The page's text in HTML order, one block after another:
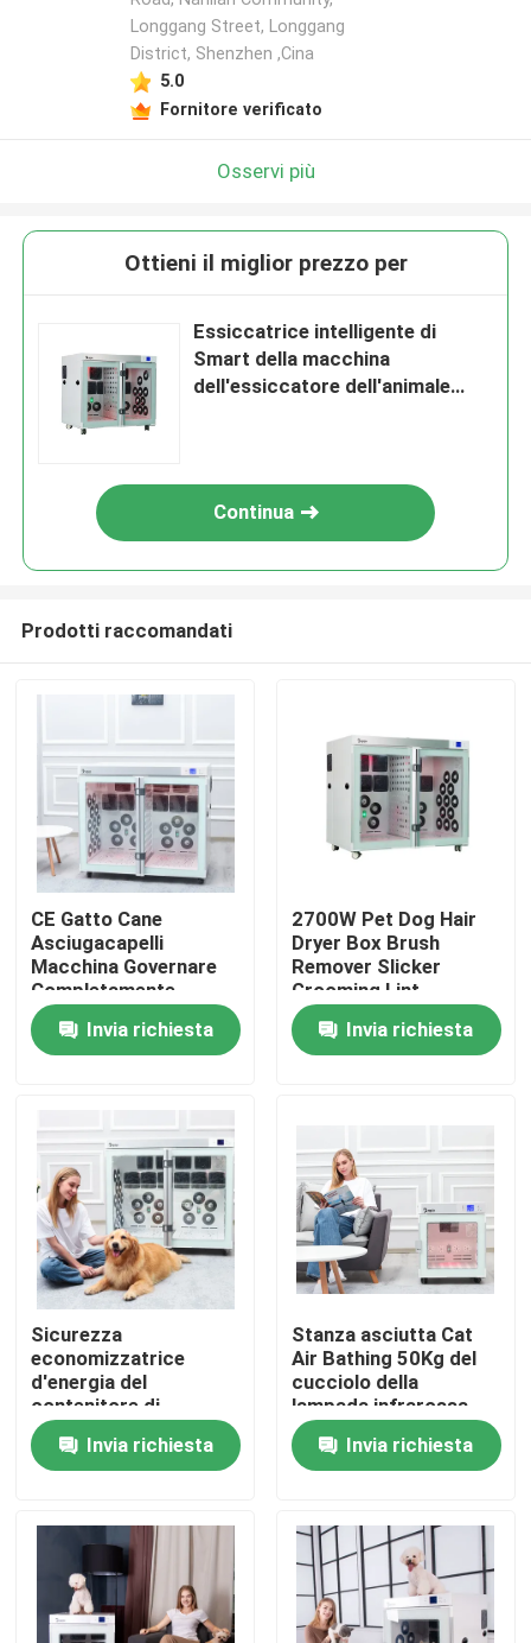
Casa
Prodotti
Giro della fabbrica
Controllo di qualità
Contattici
Notizie
Erogatore del nastro della piattaforma girevole
erogatore automatico del nastro
Longgang Street, Longgang
District, Shenzhen ,Cina
5.0
Fornitore verificato
Osservi più
Ottieni il miglior prezzo per
Essiccatrice intelligente di
Smart della macchina
dell'essiccatore dell'animale
Continua
Prodotti raccomandati
CE Gatto Cane
Asciugacapelli
Macchina Governare
Completamente
Automatico
Invia richiesta
2700W Pet Dog Hair
Dryer Box Brush
Remover Slicker
Grooming Lint
Invia richiesta
Sicurezza
economizzatrice
d'energia del
contenitore di
macchina di fon del
cane del salone per il
grande cane
Invia richiesta
Stanza asciutta Cat
Air Bathing 50Kg del
cucciolo della
lampada infrarossa
con 2 ventilatori
Invia richiesta